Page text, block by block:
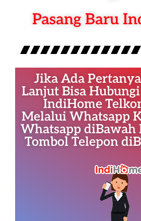
Pasang Baru
Jika Ada
Lanjut Bisa
IndiHome
Melalui Whatsapp
Whatsapp diBawah
Tombol Telepon